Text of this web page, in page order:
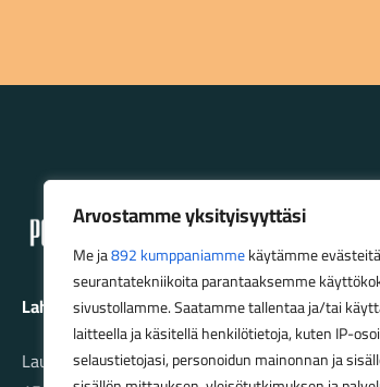
Arvostamme yksityisyyttäsi
Me ja892 kumppaniammekäytämme
seurantatekniikoita parantaaksemme
sivustollamme. Saatamme tallentaa ja/tai
laitteella ja käsitellä henkilötietoja, kuten IP-
selaustietojasi, personoidun mainonnan ja
Lahden Polkupyörähuolto - etusivulle
Lahden Polkupyörähuolto Oy
Launeenkatu 80